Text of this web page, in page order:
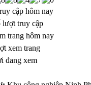
cập hôm nay
lượt truy cập
trang hôm nay
xem trang
đang xem